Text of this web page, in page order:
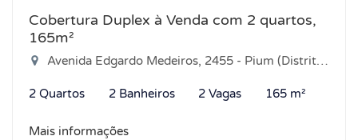
Cobertura Duplex à Venda com 2 quartos,
165m²
Avenida Edgardo Medeiros, 2455 - Pium (Distrito Litoral), Parnamirim-RN
2 Quartos 2 Banheiros 2 Vagas 165 m²
Mais informações